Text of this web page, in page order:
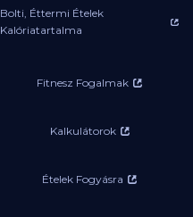
Bolti, Éttermi Ételek
Kalóriatartalma
Fitnesz Fogalmak
Kalkulátorok
Ételek Fogyásra